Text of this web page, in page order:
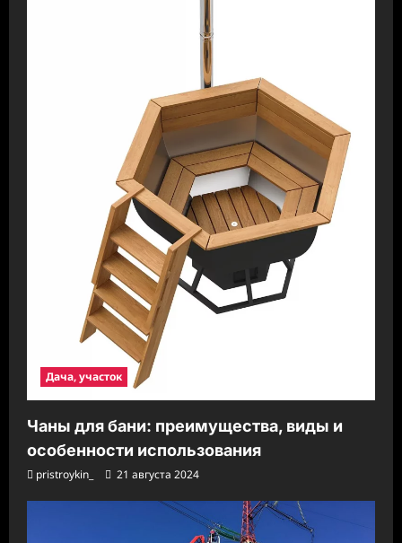
Дача, участок
Чаны для бани: преимущества, виды и
особенности использования
pristroykin_ 21 августа 2024